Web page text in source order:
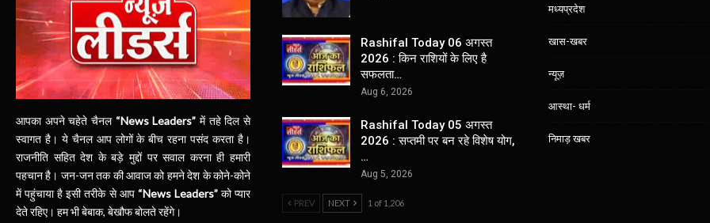
आपका अपने चहेते चैनल “News Leaders” में तहे दिल से
स्वागत है। ये चैनल आप लोगों के बीच रहना पसंद करता है।
राजनीति सहित देश के बड़े मुद्दों पर सवाल करना ही हमारी
पहचान है। जन-जन तक की आवाज को हमने देश के कोने-कोने
में पहुंचाया है इसी तरीके से आप “News Leaders”को प्यार
देते रहिए। हम भी बेबाक, बेखौफ बोलते रहेंगे।
Rashifal Today 06 अगस्त
2026 : किन राशियों के लिए है
सफलता…
Aug 6, 2026
Rashifal Today 05 अगस्त
2026 : सप्तमी पर बन रहे विशेष योग,
…
Aug 5, 2026
PREV NEXT 1 of 1,206
मध्यप्रदेश
खास-खबर
न्यूज़
आस्था- धर्म
निमाड़ खबर